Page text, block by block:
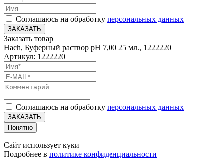
Соглашаюсь на обработку персональных данных
ЗАКАЗАТЬ
Заказать товар
Hach, Буферный раствор pH 7,00 25 мл., 1222220
Артикул: 1222220
Соглашаюсь на обработку персональных данных
ЗАКАЗАТЬ
Понятно
Сайт использует куки
Подробнее в политике конфиденциальности